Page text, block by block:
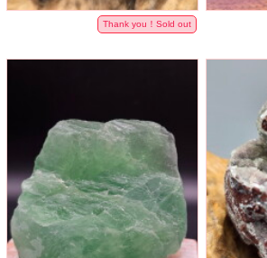
Thank you！Sold out